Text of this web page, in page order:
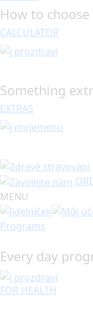
How to
CALCULATOR
Something
EXTRAS
MENU
Programs
Every day
FOR HEALTH